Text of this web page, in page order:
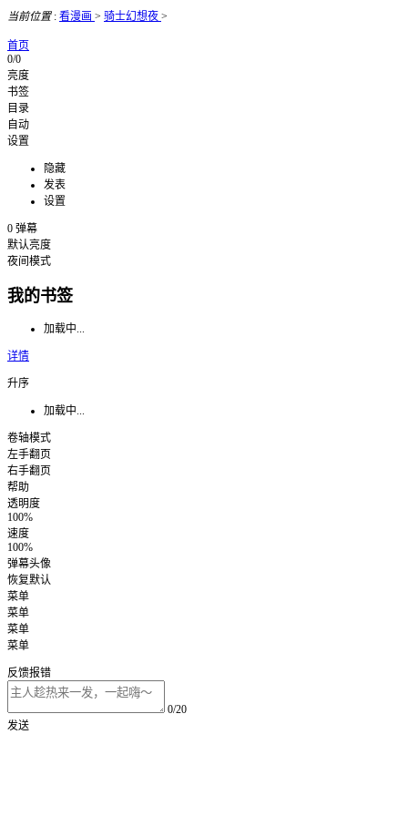
当前位置: 看漫画 > 骑士幻想夜 >
首页
0/0
亮度
书签
目录
自动
设置
隐藏
发表
设置
0 弹幕
默认亮度
夜间模式
我的书签
加载中...
详情
升序
加载中...
卷轴模式
左手翻页
右手翻页
帮助
透明度
100%
速度
100%
弹幕头像
恢复默认
菜单
菜单
菜单
菜单
反馈报错
0/20
发送